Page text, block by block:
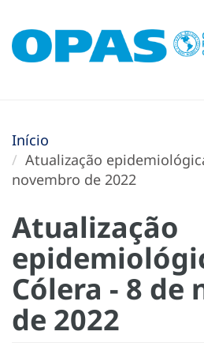
Início
Atualização
novembro de 2022
Atualização
Cólera - 8 de
de 2022